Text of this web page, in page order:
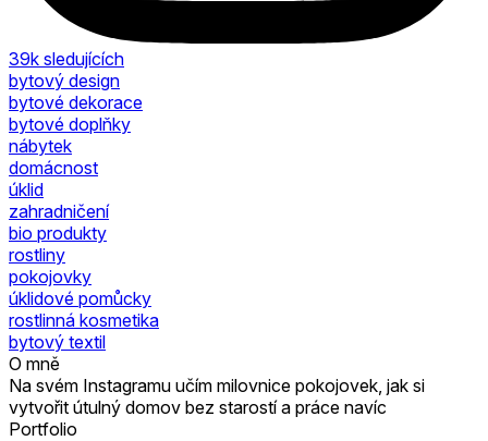
39k sledujících
bytový design
bytové dekorace
bytové doplňky
nábytek
domácnost
úklid
zahradničení
bio produkty
rostliny
pokojovky
úklidové pomůcky
rostlinná kosmetika
bytový textil
O mně
Na svém Instagramu učím milovnice pokojovek, jak si
vytvořit útulný domov bez starostí a práce navíc
Portfolio